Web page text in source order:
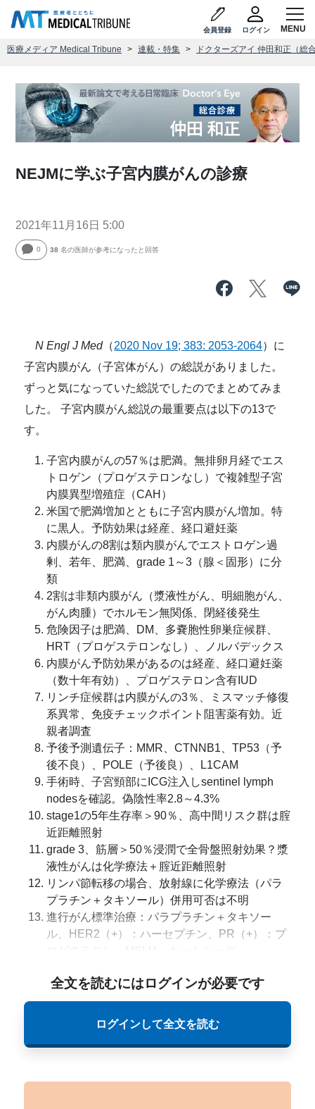
会員登録 ログイン
医療メディア Medical Tribune 連載・特集 ドクターズアイ 仲田和正（総
NEJMに学ぶ子宮内膜がんの診療
2021年11月16日 5:00
0 38 名の医師が参考になったと回答
N Engl J Med（2020 Nov 19; 383: 2053-2064）に
子宮内膜がん（子宮体がん）の総説がありました。
ずっと気になっていた総説でしたのでまとめてみま
した。 子宮内膜がん総説の最重要点は以下の13で
す。
子宮内膜がんの57％は肥満。無排卵月経でエス
トロゲン（プロゲステロンなし）で複雑型子宮
内膜異型増殖症（CAH）
米国で肥満増加とともに子宮内膜がん増加。特
に黒人。予防効果は経産、経口避妊薬
内膜がんの8割は類内膜がんでエストロゲン過
剰、若年、肥満、grade 1～3（腺＜固形）に分
類
2割は非類内膜がん（漿液性がん、明細胞がん、
がん肉腫）でホルモン無関係、閉経後発生
危険因子は肥満、DM、多嚢胞性卵巣症候群、
HRT（プロゲステロンなし）、ノルバデックス
内膜がん予防効果があるのは経産、経口避妊薬
（数十年有効）、プロゲステロン含有IUD
リンチ症候群は内膜がんの3％、ミスマッチ修復
系異常、免疫チェックポイント阻害薬有効。近
親者調査
予後予測遺伝子：MMR、CTNNB1、TP53（予
後不良）、POLE（予後良）、L1CAM
手術時、子宮頸部にICG注入しsentinel lymph
nodesを確認。偽陰性率2.8～4.3%
stage1の5年生存率＞90％、高中間リスク群は腟
近距離照射
grade 3、筋層＞50％浸潤で全骨盤照射効果？漿
液性がんは化学療法＋腟近距離照射
リンパ節転移の場合、放射線に化学療法（パラ
プラチン＋タキソール）併用可否は不明
進行がん標準治療：パラプラチン＋タキソー
ル、HER2（+）：ハーセプチン、PR（+）：プ
ロゲステロン、MSI-H：キートルーダ
全文を読むにはログインが必要です
ログインして全文を読む